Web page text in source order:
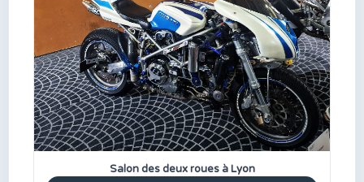
Salon des deux roues à Lyon